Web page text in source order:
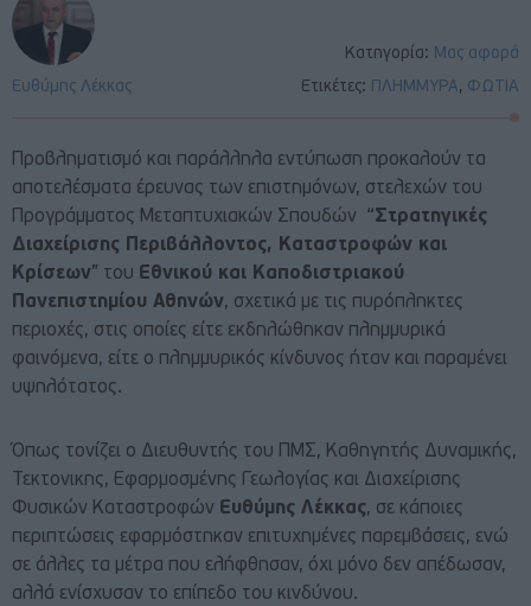
Κατηγορία: Μας αφορά
Ετικέτες: ΠΛΗΜΜΥΡΑ, ΦΩΤΙΑ
Ευθύμης Λέκκας
Προβληματισμό και παράλληλα εντύπωση προκαλούν τα
αποτελέσματα έρευνας των επιστημόνων, στελεχών του
Προγράμματος Μεταπτυχιακών Σπουδών “Στρατηγικές
Διαχείρισης Περιβάλλοντος, Καταστροφών και
Κρίσεων” του Εθνικού και Καποδιστριακού
Πανεπιστημίου Αθηνών, σχετικά με τις πυρόπληκτες
περιοχές, στις οποίες είτε εκδηλώθηκαν πλημμυρικά
φαινόμενα, είτε ο πλημμυρικός κίνδυνος ήταν και παραμένει
υψηλότατος.
Όπως τονίζει ο Διευθυντής του ΠΜΣ, Καθηγητής Δυναμικής,
Τεκτονικης, Εφαρμοσμένης Γεωλογίας και Διαχείρισης
Φυσικών Καταστροφών Ευθύμης Λέκκας, σε κάποιες
περιπτώσεις εφαρμόστηκαν επιτυχημένες παρεμβάσεις, ενώ
σε άλλες τα μέτρα που ελήφθησαν, όχι μόνο δεν απέδωσαν,
αλλά ενίσχυσαν το επίπεδο του κινδύνου.